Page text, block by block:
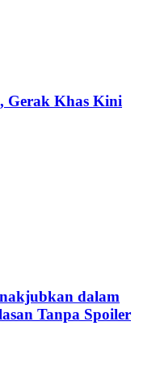
Gerak Khas Kini
dalam
Tanpa Spoiler